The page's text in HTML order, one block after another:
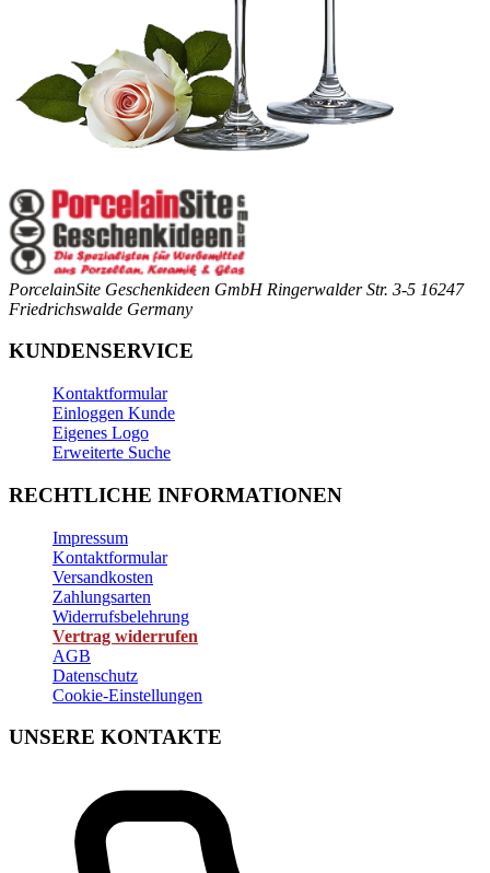
PorcelainSite Geschenkideen GmbH Ringerwalder Str. 3-5 16247
Friedrichswalde Germany
KUNDENSERVICE
Kontaktformular
Einloggen Kunde
Eigenes Logo
Erweiterte Suche
RECHTLICHE INFORMATIONEN
Impressum
Kontaktformular
Versandkosten
Zahlungsarten
Widerrufsbelehrung
Vertrag widerrufen
AGB
Datenschutz
Cookie-Einstellungen
UNSERE KONTAKTE